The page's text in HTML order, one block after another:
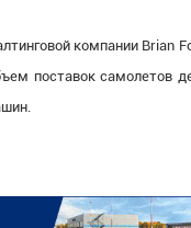
компании
поставок самолетов